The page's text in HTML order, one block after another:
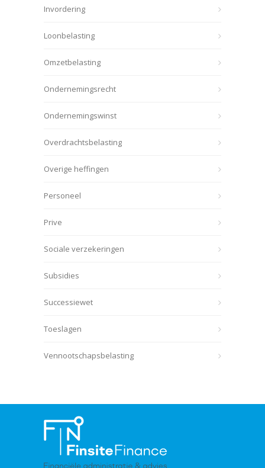
Invordering
Loonbelasting
Omzetbelasting
Ondernemingsrecht
Ondernemingswinst
Overdrachtsbelasting
Overige heffingen
Personeel
Prive
Sociale verzekeringen
Subsidies
Successiewet
Toeslagen
Vennootschapsbelasting